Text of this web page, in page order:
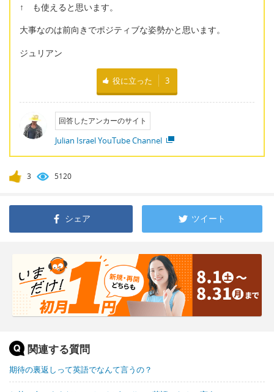
↑ も使えると思います。
大事なのは前向きでポジティブな姿勢かと思います。
ジュリアン
役に立った 3
回答したアンカーのサイト
Julian Israel YouTube Channel
3 5120
シェア ツイート
関連する質問
期待の裏返しって英語でなんて言うの？